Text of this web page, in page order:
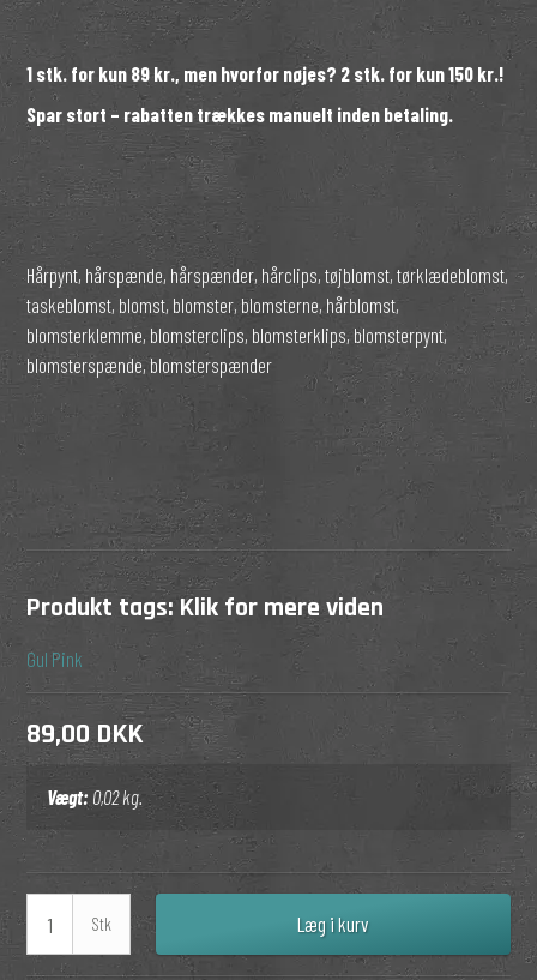
1 stk. for kun 89 kr., men hvorfor nøjes? 2 stk. for kun 150 kr.!
Spar stort – rabatten trækkes manuelt inden betaling.
Hårpynt, hårspænde, hårspænder, hårclips, tøjblomst, tørklædeblomst,
taskeblomst, blomst, blomster, blomsterne, hårblomst,
blomsterklemme, blomsterclips, blomsterklips, blomsterpynt,
blomsterspænde, blomsterspænder
Produkt tags: Klik for mere viden
Gul Pink
89,00 DKK
Vægt: 0,02kg.
Stk Læg i kurv